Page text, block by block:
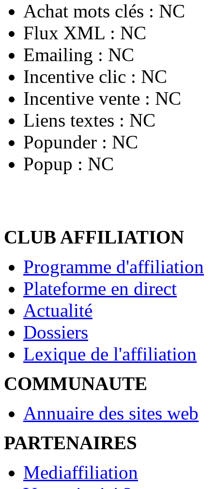
Achat mots clés : NC
Flux XML : NC
Emailing : NC
Incentive clic : NC
Incentive vente : NC
Liens textes : NC
Popunder : NC
Popup : NC
CLUB AFFILIATION
Programme d'affiliation
Plateforme en direct
Actualité
Dossiers
Lexique de l'affiliation
COMMUNAUTE
Annuaire des sites web
PARTENAIRES
Mediaffiliation